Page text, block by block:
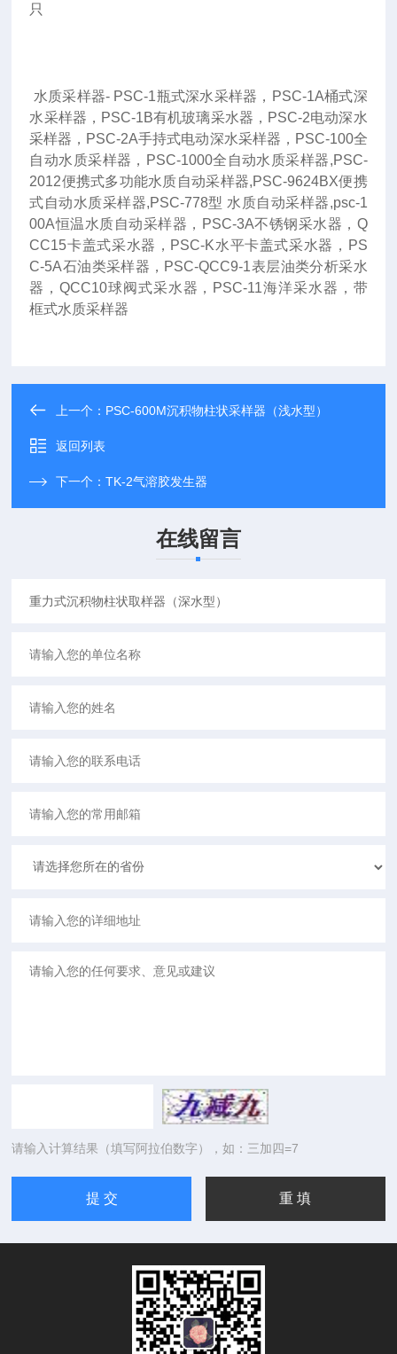
只
水质采样器- PSC-1瓶式深水采样器，PSC-1A桶式深
水采样器，PSC-1B有机玻璃采水器，PSC-2电动深水
采样器，PSC-2A手持式电动深水采样器，PSC-100全
自动水质采样器，PSC-1000全自动水质采样器,PSC-
2012便携式多功能水质自动采样器,PSC-9624BX便携
式自动水质采样器,PSC-778型 水质自动采样器,psc-1
00A恒温水质自动采样器，PSC-3A不锈钢采水器，Q
CC15卡盖式采水器，PSC-K水平卡盖式采水器，PS
C-5A石油类采样器，PSC-QCC9-1表层油类分析采水
器，QCC10球阀式采水器，PSC-11海洋采水器，带
框式水质采样器
上一个： PSC-600M沉积物柱状采样器（浅水型）
返回列表
下一个：TK-2气溶胶发生器
在线留言
请输入计算结果（填写阿拉伯数字），如：三加四=7